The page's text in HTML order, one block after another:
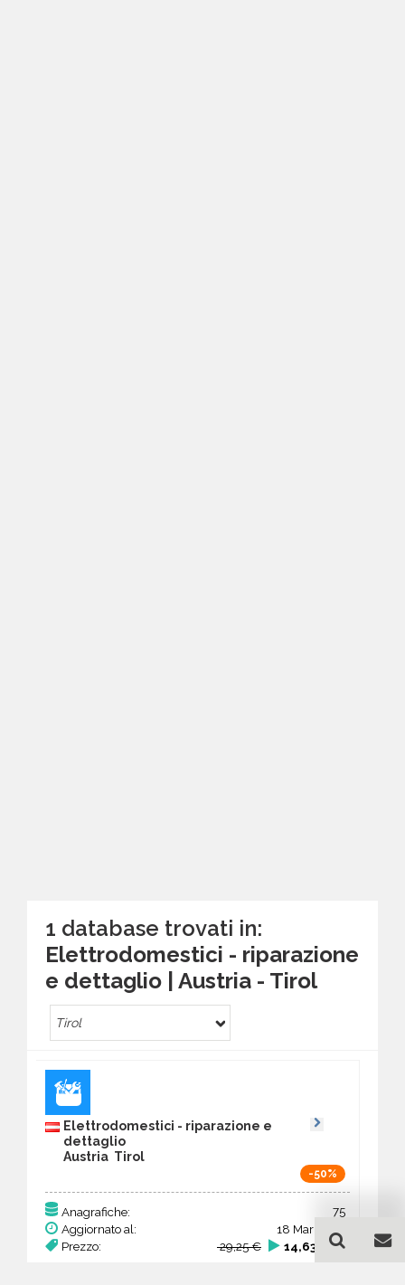
1 database trovati in:
Elettrodomestici - riparazione
e dettaglio | Austria - Tirol
Tirol
Elettrodomestici - riparazione e
dettaglio
Austria Tirol
-50%
Anagrafiche:
75
Aggiornato al:
18 Mar 2026
Prezzo:
29,25 € 14,63 €